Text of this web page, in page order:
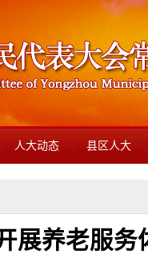
人大动态 县区人大
展养老服务